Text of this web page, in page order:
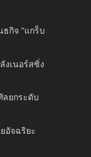
กิจ “แกร็บ
งเนอร์สซิ่ง
ยกระดับ
อัจฉริยะ